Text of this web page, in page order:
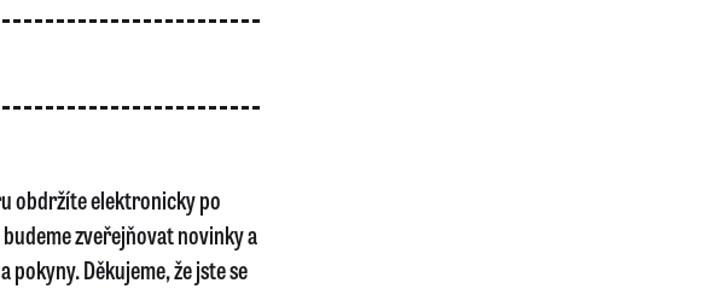
obdržíte elektronicky po
zveřejňovat novinky a
Děkujeme, že jste se